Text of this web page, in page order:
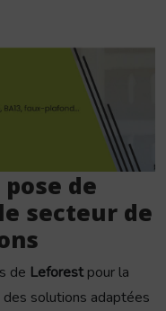
de
secteur de
de Leforest pour la
solutions adaptées